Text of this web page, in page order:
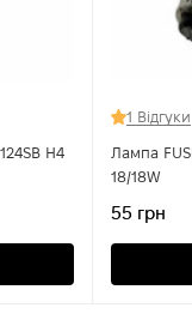
H4
1 Відгуки
Лампа
18/18W
55 грн